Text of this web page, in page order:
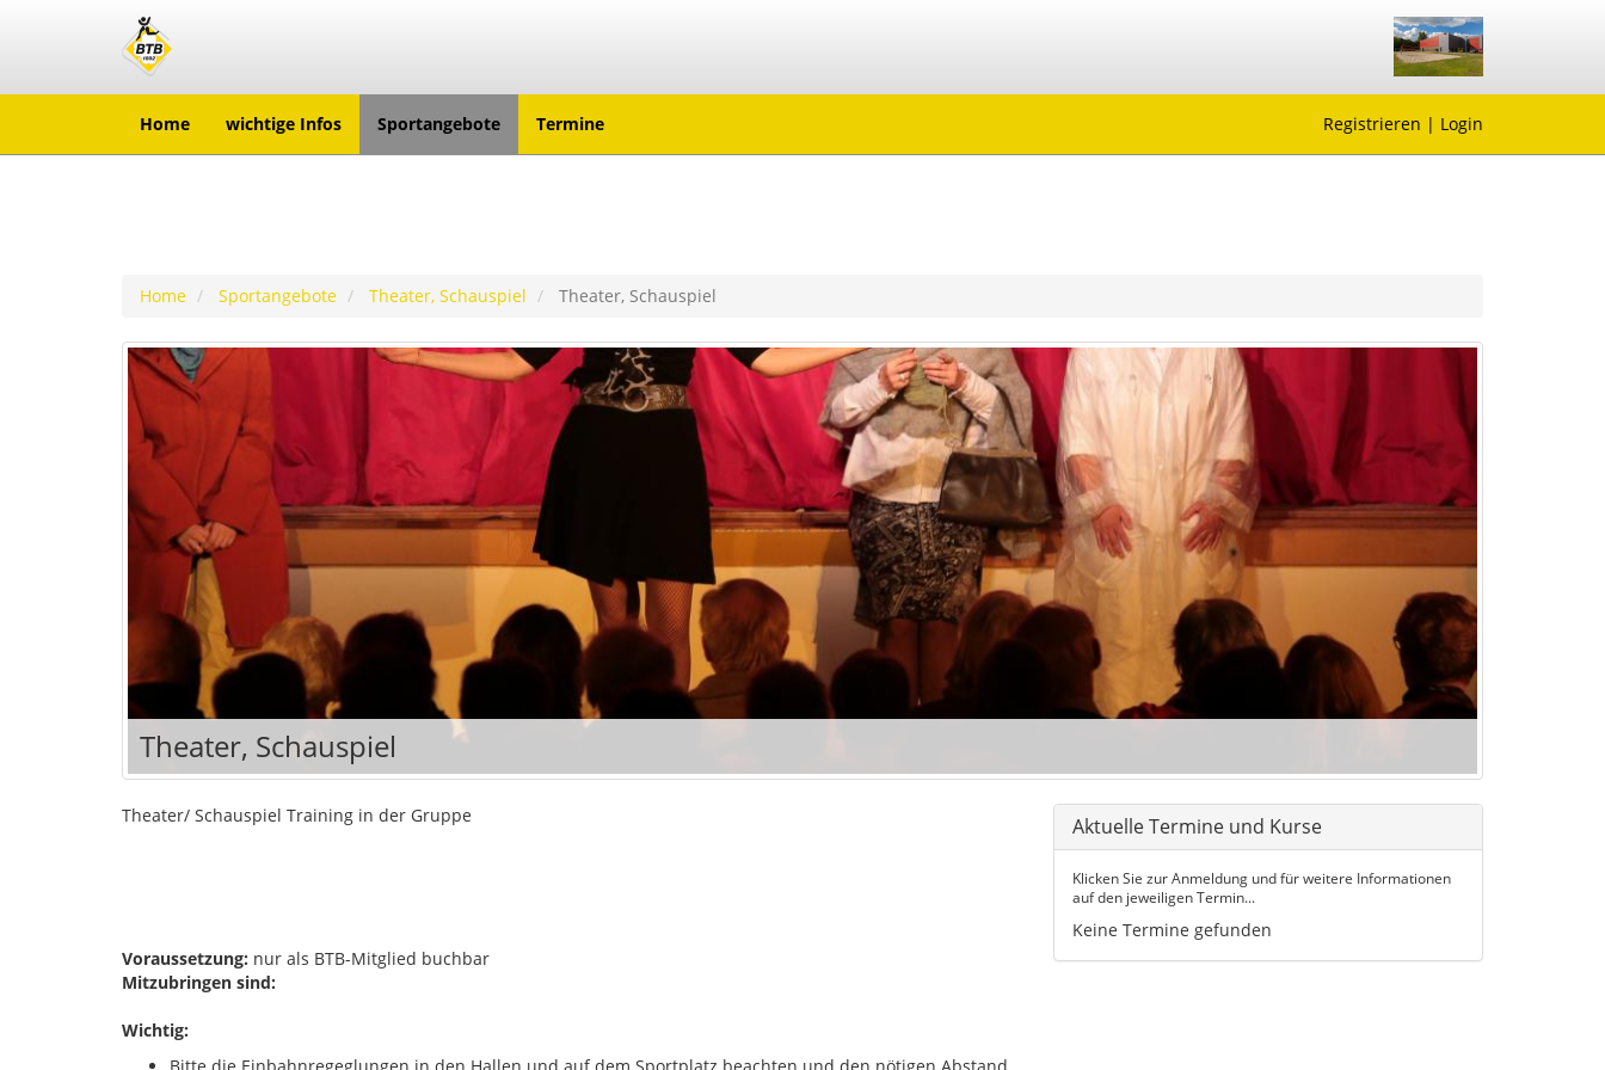
Home wichtige Infos Sportangebote Termine Registrieren | Login
Home Sportangebote Theater, Schauspiel Theater, Schauspiel
Theater, Schauspiel
Theater/ Schauspiel Training in der Gruppe
Voraussetzung: nur als BTB-Mitglied buchbar
Mitzubringen sind:
Wichtig:
Aktuelle Termine und Kurse
Klicken Sie zur Anmeldung und für weitere Informationen
auf den jeweiligen Termin...
Keine Termine gefunden